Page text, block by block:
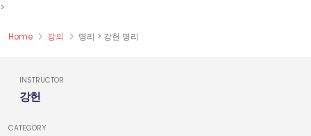
>
Home 강의 명리 > 강헌 명리
INSTRUCTOR
강헌
CATEGORY